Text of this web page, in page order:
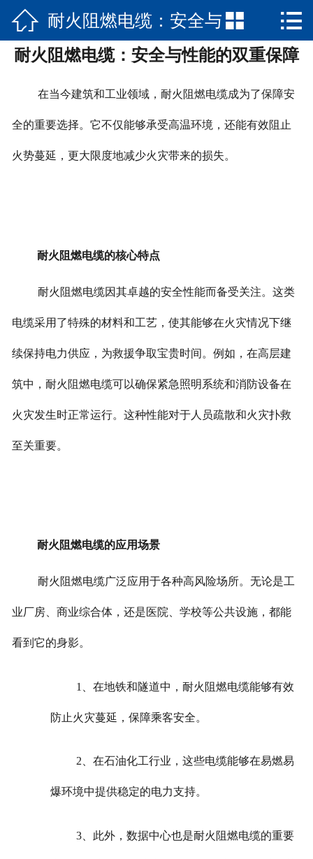
 网站首页
关于我们
产品中心
新闻资讯
走进刚强
 耐火阻燃电缆：安全与
性能的双重保障
 
耐火阻燃电缆：安全与性能的双重保障
在当今建筑和工业领域，耐火阻燃电缆成为了保障安
全的重要选择。它不仅能够承受高温环境，还能有效阻止
火势蔓延，更大限度地减少火灾带来的损失。
耐火阻燃电缆的核心特点
耐火阻燃电缆因其卓越的安全性能而备受关注。这类
电缆采用了特殊的材料和工艺，使其能够在火灾情况下继
续保持电力供应，为救援争取宝贵时间。 例如，在高层建
筑中，耐火阻燃电缆可以确保紧急照明系统和消防设备在
火灾发生时正常运行。这种性能对于人员疏散和火灾扑救
至关重要。
耐火阻燃电缆的应用场景
耐火阻燃电缆广泛应用于各种高风险场所。无论是工
业厂房、商业综合体，还是医院、学校等公共设施，都能
看到它的身影。
1、在地铁和隧道中，耐火阻燃电缆能够有效
防止火灾蔓延，保障乘客安全。
2、在石油化工行业，这些电缆能够在易燃易
爆环境中提供稳定的电力支持。
3、此外，数据中心也是耐火阻燃电缆的重要